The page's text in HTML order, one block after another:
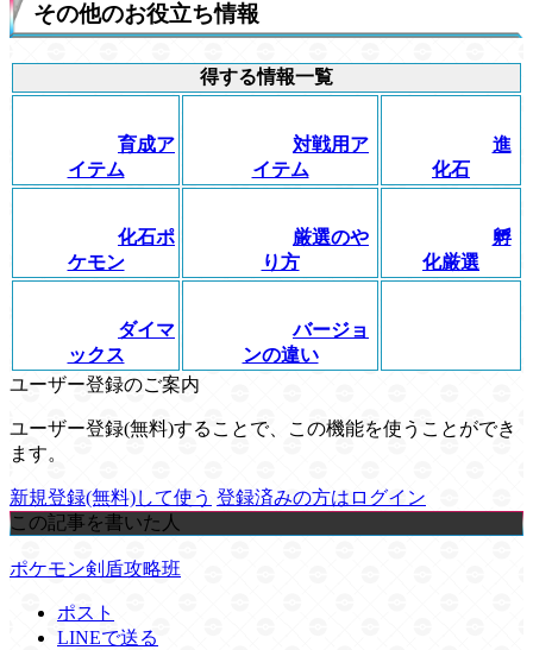
その他のお役立ち情報
得する情報一覧
育成ア
イテム
対戦用ア
イテム
進
化石
化石ポ
ケモン
厳選のや
り方
孵
化厳選
ダイマ
ックス
バージョ
ンの違い
ユーザー登録のご案内
ユーザー登録(無料)することで、この機能を使うことができ
ます。
新規登録(無料)して使う 登録済みの方はログイン
この記事を書いた人
ポケモン剣盾攻略班
ポスト
LINEで送る